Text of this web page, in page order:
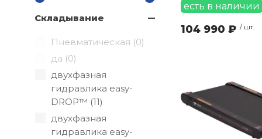
Складывание
Пневматическая (0)
да (0)
двухфазная
гидравлика easy-
DROP™ (11)
двухфазная
гидравлика easy-
есть в наличии
104 990 ₽ / шт.